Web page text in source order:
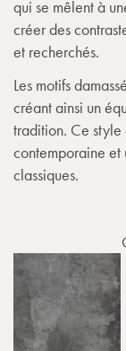
qui se mêlent à
créer des
et recherchés.
Les motifs
créant ainsi un
tradition. Ce style
contemporaine et
classiques.